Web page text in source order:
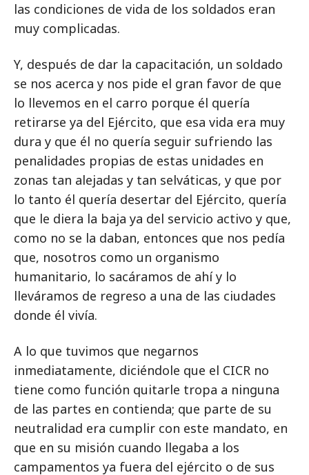
las condiciones de vida de los soldados eran
muy complicadas.
Y, después de dar la capacitación, un soldado
se nos acerca y nos pide el gran favor de que
lo llevemos en el carro porque él quería
retirarse ya del Ejército, que esa vida era muy
dura y que él no quería seguir sufriendo las
penalidades propias de estas unidades en
zonas tan alejadas y tan selváticas, y que por
lo tanto él quería desertar del Ejército, quería
que le diera la baja ya del servicio activo y que,
como no se la daban, entonces que nos pedía
que, nosotros como un organismo
humanitario, lo sacáramos de ahí y lo
lleváramos de regreso a una de las ciudades
donde él vivía.
A lo que tuvimos que negarnos
inmediatamente, diciéndole que el CICR no
tiene como función quitarle tropa a ninguna
de las partes en contienda; que parte de su
neutralidad era cumplir con este mandato, en
que en su misión cuando llegaba a los
campamentos ya fuera del ejército o de sus